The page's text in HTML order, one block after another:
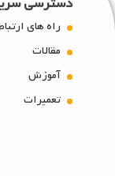
راه های
مقالات
آموزش
تعمیرات